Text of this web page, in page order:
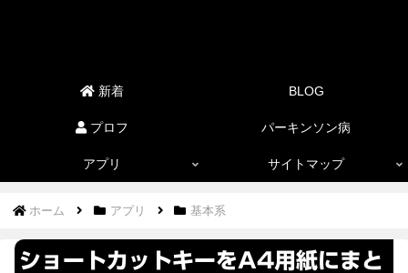
新着 BLOG
プロフ パーキンソン病
アプリ サイトマップ
ホーム アプリ 基本系
ショートカットキーをA4用紙にまと